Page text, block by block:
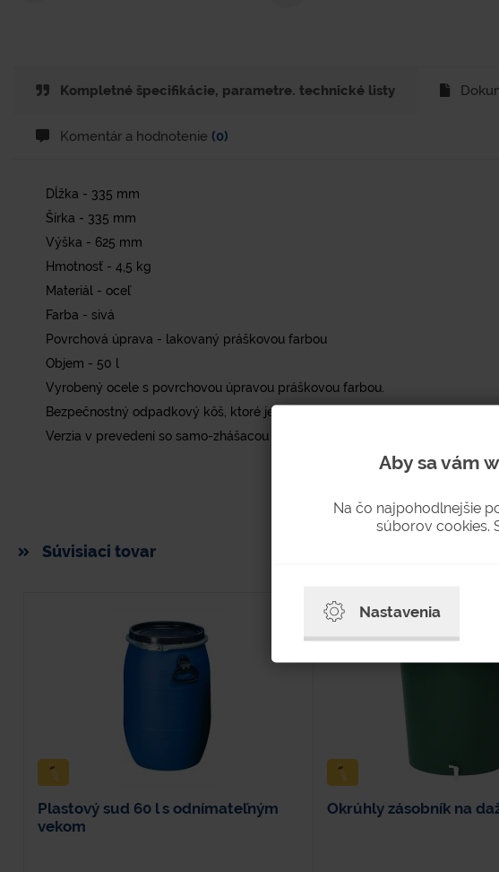
Kompletné špecifikácie, parametre. technické listy
Komentár a hodnotenie (0)
Dĺžka - 335 mm
Šírka - 335 mm
Výška - 625 mm
Hmotnosť - 4,5 kg
Materiál - oceľ
Farba - sivá
Povrchová úprava - lakovaný práškovou farbou
Objem - 50 l
Vyrobený ocele s povrchovou úpravou práškovou farbou.
Bezpečnostný odpadkový kôš, ktoré je vhodný na použitie do vnútorných
Verzia v prevedení so samo-zhášacou vlastnosťou (v prípade požiaru v
Súvisiaci tovar
Plastový sud 60 l s odnímateľným
vekom
Okrúhly zásobník na
Aby sa vám
Na čo najpohodlnejšie
súborov cookies.
Nastavenia